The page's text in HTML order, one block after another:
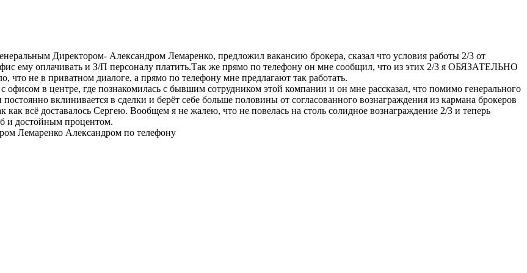
Директором- Александром Лемаренко, предложил вакансию брокера, сказал что условия работы 2/3 от
ему оплачивать и З/П персоналу платить.Так же прямо по телефону он мне сообщил, что из этих 2/3 я ОБЯЗАТЕЛЬНО
не в приватном диалоге, а прямо по телефону мне предлагают так работать.
офисом в центре, где познакомилась с бывшим сотрудником этой компании и он мне рассказал, что помимо генерального
вклинивается в сделки и берёт себе больше половины от согласованного вознаграждения из кармана брокеров
всё доставалось Сергею. Вообщем я не жалею, что не повелась на столь солидное вознаграждение 2/3 и теперь
и достойным процентом.
Лемаренко Александром по телефону